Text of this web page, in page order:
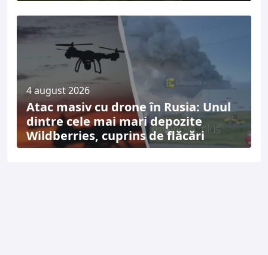
4 august 2026
Atac masiv cu drone în Rusia: Unul
dintre cele mai mari depozite
Wildberries, cuprins de flăcări